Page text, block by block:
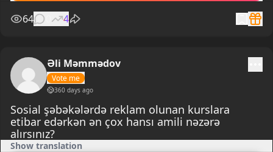
64 4
Əli Məmmədov
Vote me
360 days ago
Sosial şəbəkələrdə reklam olunan kurslara
etibar edərkən ən çox hansı amili nəzərə
alırsınız?
Show translation